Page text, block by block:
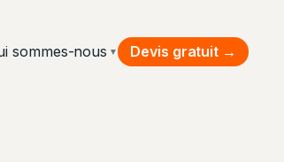
sommes-nous ▼ Devis gratuit →